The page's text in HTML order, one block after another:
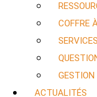
COFFRE
ACTUALITÉS